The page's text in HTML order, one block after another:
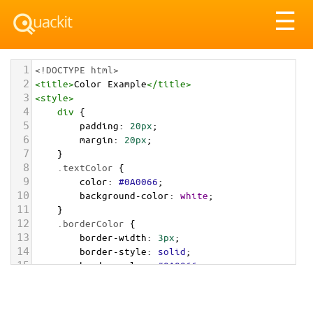
☰
1 <!DOCTYPE html>
2 <title>Color Example</title>
3 <style>
4 div {
5 padding: 20px;
6 margin: 20px;
7 }
8 .textColor {
9 color: #0A0066;
10 background-color: white;
11 }
12 .borderColor {
13 border-width: 3px;
14 border-style: solid;
15 border-color: #0A0066;